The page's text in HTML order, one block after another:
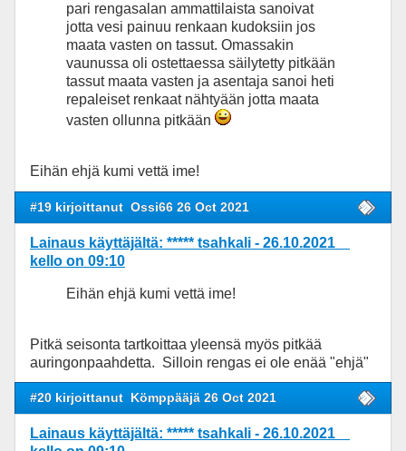
pari rengasalan ammattilaista sanoivat
jotta vesi painuu renkaan kudoksiin jos
maata vasten on tassut. Omassakin
vaunussa oli ostettaessa säilytetty pitkään
tassut maata vasten ja asentaja sanoi heti
repaleiset renkaat nähtyään jotta maata
vasten ollunna pitkään
Eihän ehjä kumi vettä ime!
#19 kirjoittanut Ossi66 26 Oct 2021
Lainaus käyttäjältä: ***** tsahkali - 26.10.2021
kello on 09:10
Eihän ehjä kumi vettä ime!
Pitkä seisonta tartkoittaa yleensä myös pitkää
auringonpaahdetta. Silloin rengas ei ole enää "ehjä"
#20 kirjoittanut Kömppääjä 26 Oct 2021
Lainaus käyttäjältä: ***** tsahkali - 26.10.2021